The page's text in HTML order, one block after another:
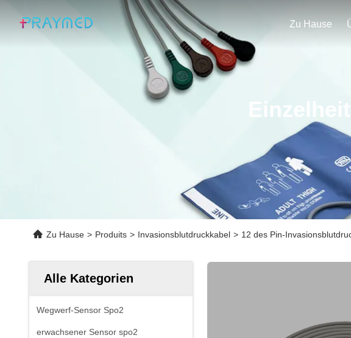
Zu Hause
Zu Hause > Produits > Invasionsblutdruckkabel > 12 des Pin-
Alle Kategorien
Wegwerf-Sensor Spo2
erwachsener Sensor spo2